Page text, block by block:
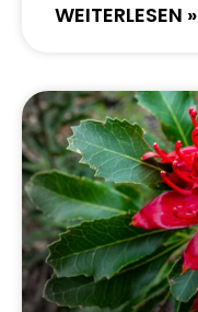
WEITERLESEN »